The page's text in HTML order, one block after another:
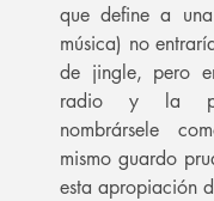
que define a
música) no
de jingle, pero
radio y la
nombrársele
mismo guardo
esta apropiación